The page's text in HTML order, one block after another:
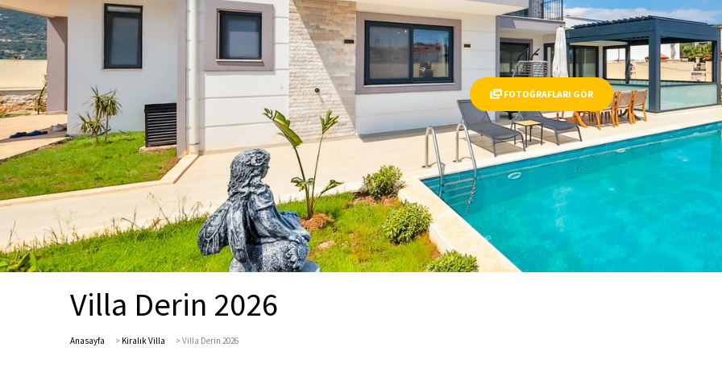
FOTOĞRAFLARI GÖR
Villa Derin 2026
Anasayfa > Kiralık Villa >Villa Derin 2026